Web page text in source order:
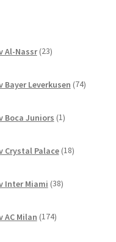
Al-Nassr 23izdelkov
Leverkusen 74izdelkov
Boca Juniors 1izdelek
Crystal Palace 18izdelkov
Inter Miami 38izdelkov
AC Milan 174izdelkov